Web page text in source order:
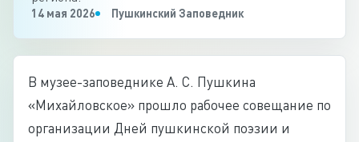
14 мая 2026 Пушкинский Заповедник
В музее-заповеднике А. С. Пушкина
«Михайловское» прошло рабочее совещание по
организации Дней пушкинской поэзии и